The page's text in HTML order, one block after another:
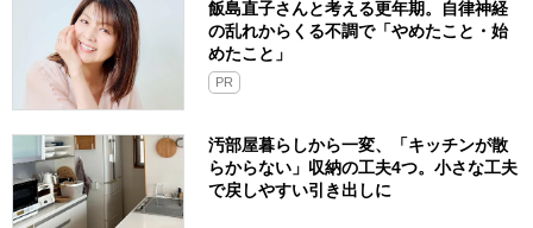
飯島直子さんと考える更年期。自律神経
の乱れからくる不調で「やめたこと・始
めたこと」
PR
汚部屋暮らしから一変、「キッチンが散
らからない」収納の工夫4つ。小さな工夫
で戻しやすい引き出しに